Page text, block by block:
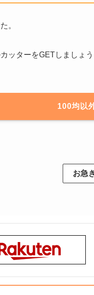
。
ッターをGETしましょう
100均以
お急